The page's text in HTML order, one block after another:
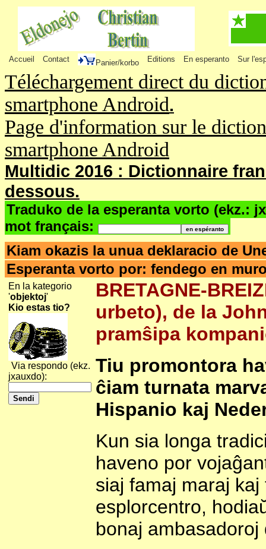
Accueil Contact Panier/korbo Editions En esperanto Sur
Téléchargement direct du
smartphone Android.
Page d'information sur le
smartphone Android
Multidic 2016 : Dictionnaire
dessous.
Traduko de la esperanta vorto (ekz.:
mot français:
Kiam okazis la unua deklaracio de
Esperanta vorto por: fendego en
En la kategorio
'objektoj'
Kio estas tio?
Via respondo (ekz.
jxauxdo):
BRETAGNE-
urbeto), de la
pramŝipa
Tiu promontora
ĉiam turnata
Hispanio kaj
Kun sia longa
haveno por
siaj famaj maraj
esplorcentro,
bonaj